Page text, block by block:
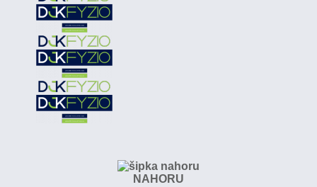
NAHORU